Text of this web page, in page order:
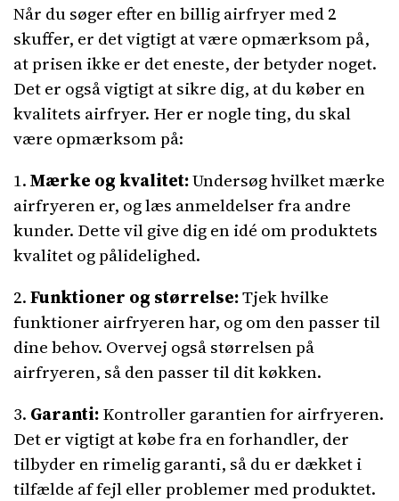
Når du søger efter en billig airfryer med 2
skuffer, er det vigtigt at være opmærksom på,
at prisen ikke er det eneste, der betyder noget.
Det er også vigtigt at sikre dig, at du køber en
kvalitets airfryer. Her er nogle ting, du skal
være opmærksom på:
1.Mærke og kvalitet:Undersøg hvilket mærke
airfryeren er, og læs anmeldelser fra andre
kunder. Dette vil give dig en idé om produktets
kvalitet og pålidelighed.
2.Funktioner og størrelse:Tjek hvilke
funktioner airfryeren har, og om den passer til
dine behov. Overvej også størrelsen på
airfryeren, så den passer til dit køkken.
3. Garanti:Kontroller garantien for airfryeren.
Det er vigtigt at købe fra en forhandler, der
tilbyder en rimelig garanti, så du er dækket i
tilfælde af fejl eller problemer med produktet.